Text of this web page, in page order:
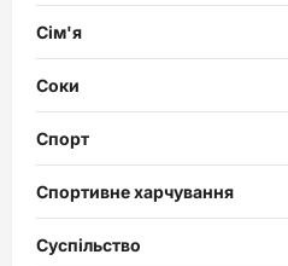
Сім'я
Соки
Спорт
Спортивне харчування
Суспільство